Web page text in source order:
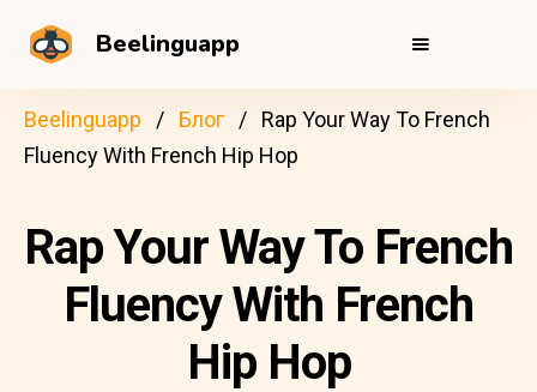
Beelinguapp
Beelinguapp Блог
Rap Your Way To French
Fluency With French Hip Hop
Rap Your Way To French
Fluency With French
Hip Hop